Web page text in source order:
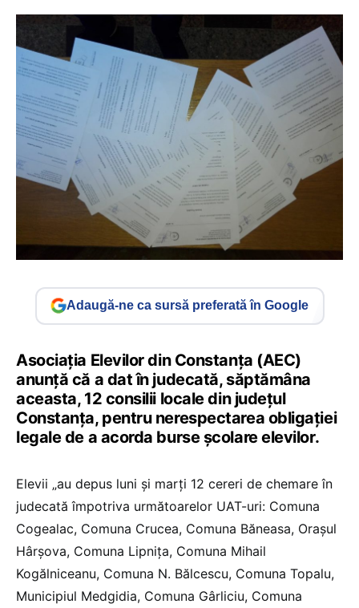
Adaugă-ne ca sursă preferată în Google
Asociația Elevilor din Constanța (AEC)
anunță că a dat în judecată, săptămâna
aceasta, 12 consilii locale din județul
Constanța, pentru nerespectarea obligației
legale de a acorda burse școlare elevilor.
Elevii „au depus luni și marți 12 cereri de chemare în
judecată împotriva următoarelor UAT-uri: Comuna
Cogealac, Comuna Crucea, Comuna Băneasa, Orașul
Hârșova, Comuna Lipnița, Comuna Mihail
Kogălniceanu, Comuna N. Bălcescu, Comuna Topalu,
Municipiul Medgidia, Comuna Gârliciu, Comuna